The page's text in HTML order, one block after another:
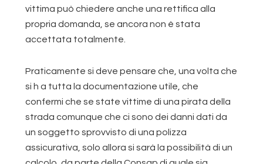
vittima può chiedere anche una rettifica alla
propria domanda, se ancora non è stata
accettata totalmente.
Praticamente si deve pensare che, una volta che
si h a tutta la documentazione utile, che
confermi che se state vittime di una pirata della
strada comunque che ci sono dei danni dati da
un soggetto sprovvisto di una polizza
assicurativa, solo allora si sarà la possibilità di un